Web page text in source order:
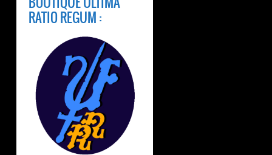
RATIO REGUM :